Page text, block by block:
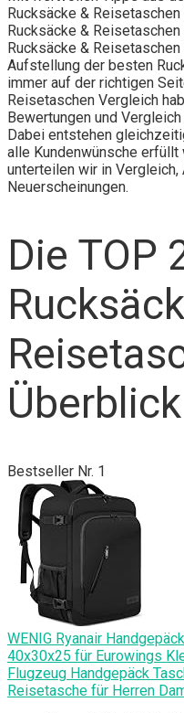
Rucksäcke &
Rucksäcke &
Rucksäcke &
Aufstellung der besten
immer auf der richtigen
Reisetaschen Vergleich
Bewertungen und
Dabei entstehen
alle Kundenwünsche
unterteilen wir in
Neuerscheinungen.
Die TOP
Überblick
Bestseller Nr. 1
WENIG Ryanair
40x30x25 für Eurowings
Flugzeug Handgepäck
Reisetasche für Herren